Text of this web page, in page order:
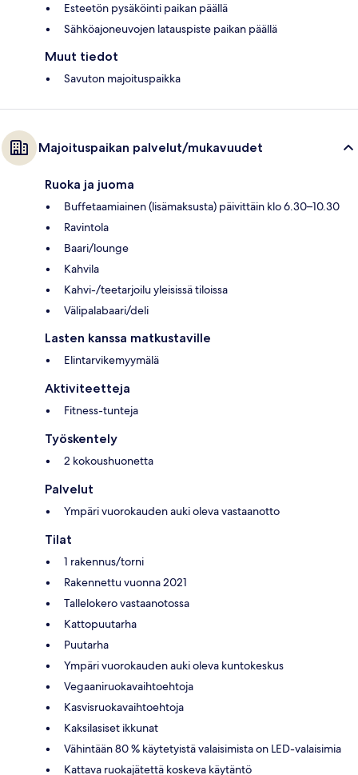
Esteetön pysäköinti paikan päällä
Sähköajoneuvojen latauspiste paikan päällä
Muut tiedot
Savuton majoituspaikka
Majoituspaikan palvelut/mukavuudet
Ruoka ja juoma
Buffetaamiainen (lisämaksusta) päivittäin klo 6.30–10.30
Ravintola
Baari/lounge
Kahvila
Kahvi-/teetarjoilu yleisissä tiloissa
Välipalabaari/deli
Lasten kanssa matkustaville
Elintarvikemyymälä
Aktiviteetteja
Fitness-tunteja
Työskentely
2 kokoushuonetta
Palvelut
Ympäri vuorokauden auki oleva vastaanotto
Tilat
1 rakennus/torni
Rakennettu vuonna 2021
Tallelokero vastaanotossa
Kattopuutarha
Puutarha
Ympäri vuorokauden auki oleva kuntokeskus
Vegaaniruokavaihtoehtoja
Kasvisruokavaihtoehtoja
Kaksilasiset ikkunat
Vähintään 80 % käytetyistä valaisimista on LED-valaisimia
Kattava ruokajätettä koskeva käytäntö